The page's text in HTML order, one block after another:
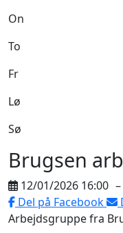
On
To
Fr
Lø
Sø
Brugsen
12/01/2026 16:00 –
Del på Facebook
Arbejdsgruppe fra